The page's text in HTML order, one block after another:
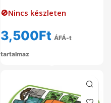
🚫Nincs készleten
3,500Ft ÁFÁ-t
tartalmaz